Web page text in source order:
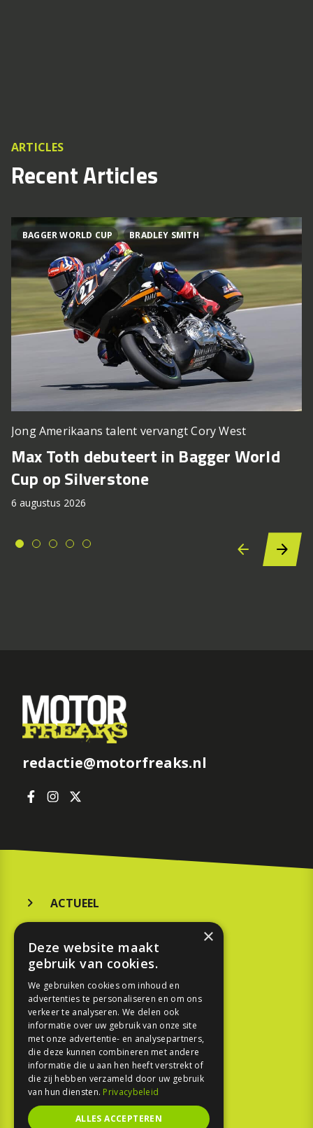
ARTICLES
Recent Articles
BAGGER WORLD CUP BRADLEY SMITH
Jong Amerikaans talent vervangt Cory West
Max Toth debuteert in Bagger World
Cup op Silverstone
6 augustus 2026
redactie@motorfreaks.nl
ACTUEEL
KOOPGIDS
TESTEN
SPORT
REPORTAGE
TOUREN
NIEUWSBRIEF
×
Deze website maakt
gebruik van cookies.
We gebruiken cookies om inhoud en
advertenties te personaliseren en om ons
verkeer te analyseren. We delen ook
informatie over uw gebruik van onze site
met onze advertentie- en analysepartners,
die deze kunnen combineren met andere
informatie die u aan hen heeft verstrekt of
die zij hebben verzameld door uw gebruik
van hun diensten. Privacybeleid
ALLES ACCEPTEREN